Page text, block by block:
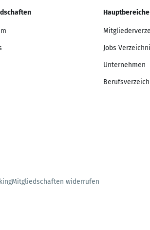
Hauptbereiche
Jobs
Unternehmen
Mitgliedschaften widerrufen